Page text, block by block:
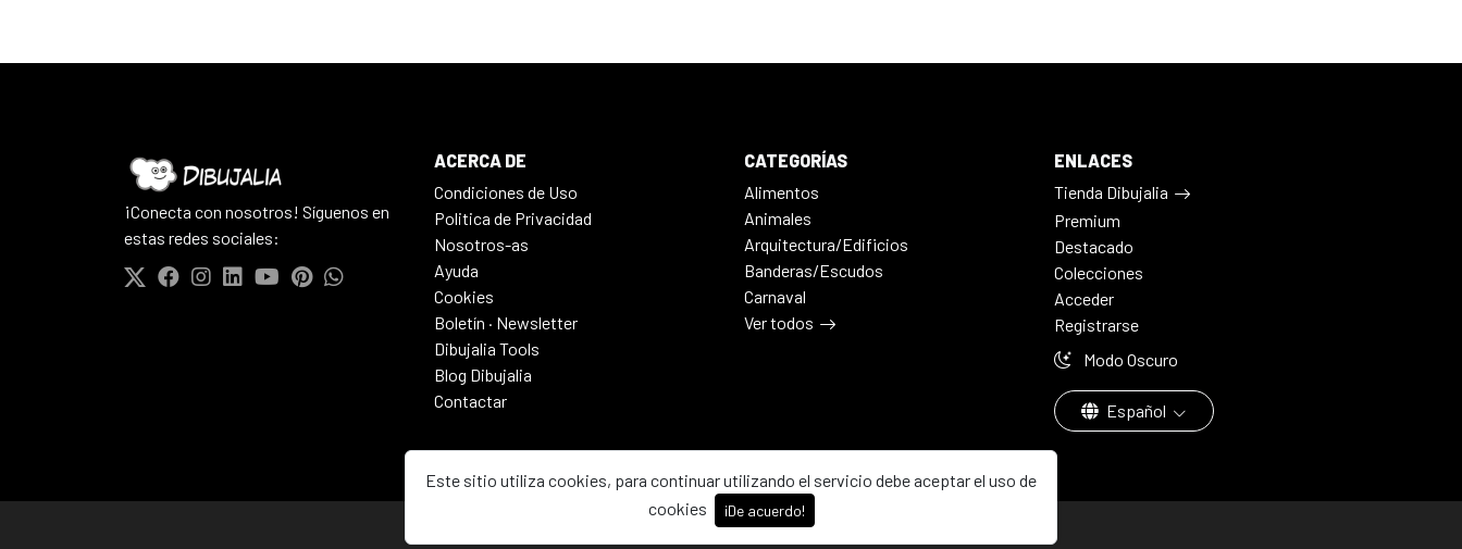
Este sitio utiliza cookies, para continuar utilizando el servicio debe aceptar el uso de
cookies
¡De acuerdo!
¡Conecta con nosotros! Síguenos en
estas redes sociales:
ACERCA DE
Condiciones de Uso
Politica de Privacidad
Nosotros-as
Ayuda
Cookies
Boletín · Newsletter
Dibujalia Tools
Blog Dibujalia
Contactar
CATEGORÍAS
Alimentos
Animales
Arquitectura/Edificios
Banderas/Escudos
Carnaval
Ver todos
ENLACES
Tienda Dibujalia
Premium
Destacado
Colecciones
Acceder
Registrarse
Modo Oscuro
Español
© 2026 - Dibujalia ha sido ⚙️ con ♥️ en ABC · Castilla-La Mancha · España